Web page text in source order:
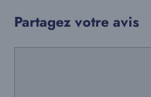
Partagez votre avis